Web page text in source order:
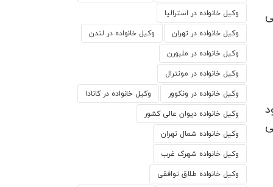
وکیل خانواده در استرالیا
وکیل خانواده در تهران
وکیل خانواده در لندن
وکیل خانواده در ملبورن
وکیل خانواده در مونترال
وکیل خانواده در ونکوور
وکیل خانواده در کانادا
وکیل خانواده دیوان عالی کشور
وکیل خانواده شمال تهران
وکیل خانواده شهرک غرب
وکیل خانواده طلاق توافقی